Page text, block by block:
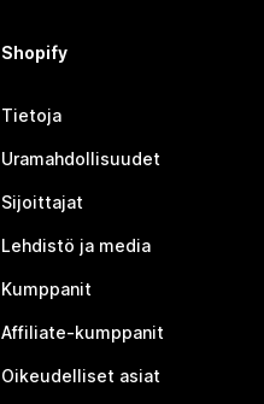
Shopify
Tietoja
Uramahdollisuudet
Sijoittajat
Lehdistö ja media
Kumppanit
Affiliate-kumppanit
Oikeudelliset asiat